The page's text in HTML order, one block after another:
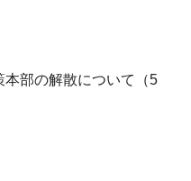
部の解散について（5